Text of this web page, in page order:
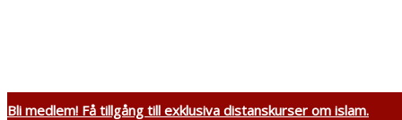
Bli medlem! Få tillgång till exklusiva distanskurser om islam.